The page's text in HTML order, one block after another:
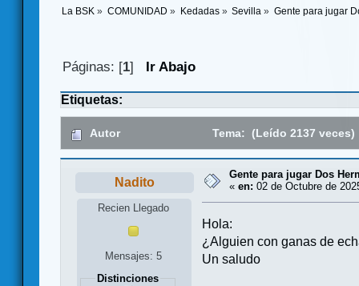
La BSK » COMUNIDAD » Kedadas» Sevilla » Gente para jugar
Páginas: [1] Ir Abajo
Etiquetas:
Autor Tema: (Leído 2137 veces)
Nadito
Recien Llegado
Mensajes: 5
Distinciones
Gente para jugar Dos
« en: 02 de Octubre de
Hola:
¿Alguien con ganas de
Un saludo